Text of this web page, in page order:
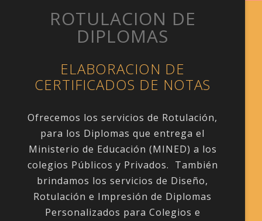
ROTULACION DE
DIPLOMAS
ELABORACION DE
CERTIFICADOS DE NOTAS
Ofrecemos los servicios de Rotulación,
para los Diplomas que entrega el
Ministerio de Educación (MINED) a los
colegios Públicos y Privados. También
brindamos los servicios de Diseño,
Rotulación e Impresión de Diplomas
Personalizados para Colegios e